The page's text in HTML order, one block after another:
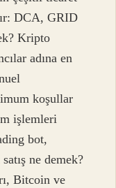
DCA, GRID
Kripto
adına en
koşullar
işlemleri
bot,
ne demek?
Bitcoin ve